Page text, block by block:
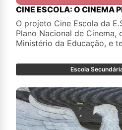
CINE ESCOLA: O CINEMA
O projeto Cine Escola da
Plano Nacional de Cinema,
Ministério da Educação, e
realizadas quatro
tendo como ponto de
Plano Nacional de Cinema.
Escola